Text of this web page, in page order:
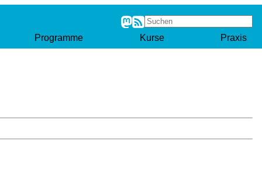
Programme Kurse Praxis